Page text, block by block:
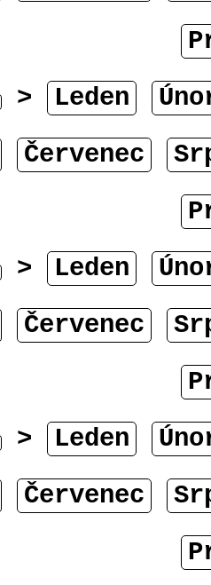
> Leden
Červenec
> Leden
Červenec
> Leden
Červenec